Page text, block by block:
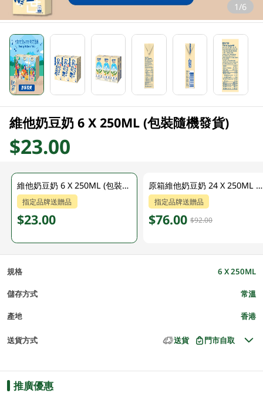
1/6
維他奶豆奶 6 X 250ML (包裝隨機發貨)
$23.00
維他奶豆奶 6 X 250ML (包裝隨機發貨)
指定品牌送贈品
$23.00
原箱維他奶豆奶 24 X 250ML (包裝隨機發貨)
指定品牌送贈品
$76.00 $92.00
規格 6 X 250ML
儲存方式 常溫
產地 香港
送貨方式 送貨 門市自取
推廣優惠